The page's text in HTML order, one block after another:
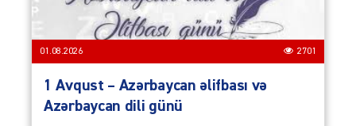
01.08.2026 2701
1 Avqust – Azərbaycan əlifbası və
Azərbaycan dili günü